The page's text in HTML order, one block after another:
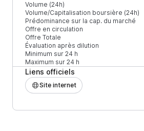
Volume (24h)
Volume/Capitalisation boursière (24h)
Prédominance sur la cap. du marché
Offre en circulation
Offre Totale
Évaluation après dilution
Minimum sur 24 h
Maximum sur 24 h
Liens officiels
Site internet